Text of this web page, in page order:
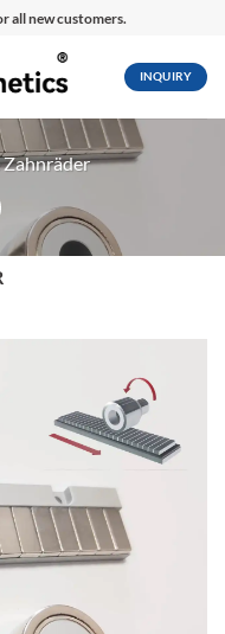
all new customers.
INQUIRY